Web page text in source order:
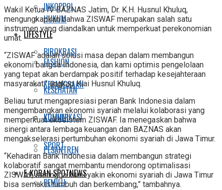
INKOPPOL
LIFESTYLE
FASHION
KESEHATAN
KULINER
SPORT
E-KORAN SPOTNEWS
HUKUM
BIROKRASI
KEBANGSAAN
KOMUNIKASI
PESANTREN
PEMILU
Wakil Ketua IV BAZNAS Jatim, Dr. K.H. Husnul Khuluq,
mengungkapkan bahwa ZISWAF merupakan salah satu
instrumen yang diandalkan untuk memperkuat perekonomian
umat.
“ZISWAF adalah solusi masa depan dalam membangun
ekonomi bangsa Indonesia, dan kami optimis pengelolaan
yang tepat akan berdampak positif terhadap kesejahteraan
masyarakat,” ungkap Kiai Husnul Khuluq.
Beliau turut mengapresiasi peran Bank Indonesia dalam
mengembangkan ekonomi syariah melalui kolaborasi yang
memperkuat ekosistem ZISWAF. Ia menegaskan bahwa
sinergi antara lembaga keuangan dan BAZNAS akan
mengakselerasi pertumbuhan ekonomi syariah di Jawa Timur.
“Kehadiran Bank Indonesia dalam membangun strategi
kolaboratif sangat membantu mendorong optimalisasi
ZISWAF, sehingga kami yakin ekonomi syariah di Jawa Timur
bisa semakin tumbuh dan berkembang,” tambahnya.